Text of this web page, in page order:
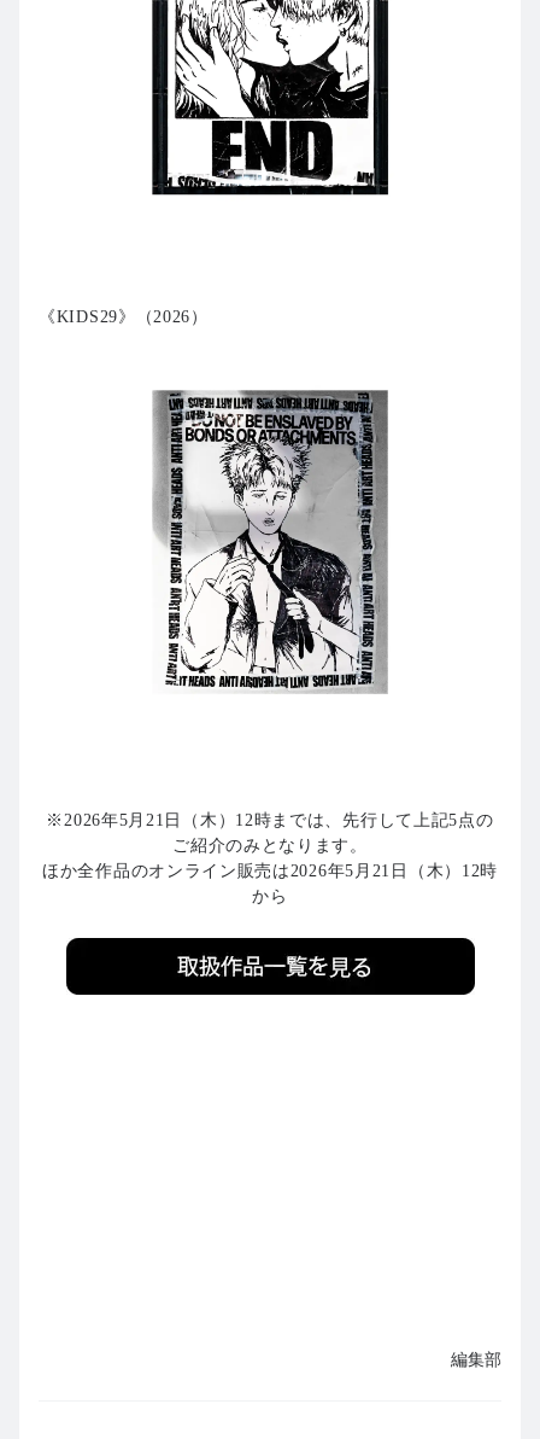
《KIDS29》（2026）
※2026年5月21日（木）12時までは、先行して上記5点の
ご紹介のみとなります。
ほか全作品のオンライン販売は2026年5月21日（木）12時
から
編集部